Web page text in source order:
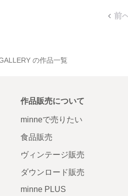
前
の作品一覧
作品販売について
minneで売りたい
食品販売
ヴィンテージ販売
ダウンロード販売
minne PLUS